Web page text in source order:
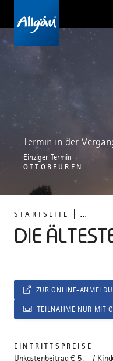
STARTSEITE ...
DIE
Termin in der
Einziger Termin
OTTOBEUREN
ZUR ONLINE-
TEILNAHME NUR MIT
EINTRITTSPREISE
Unkostenbeitrag € 5,-- /